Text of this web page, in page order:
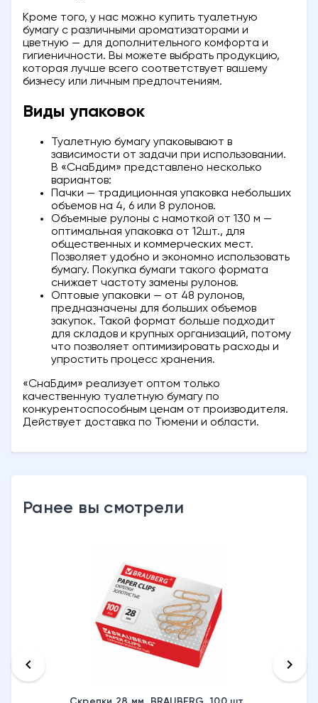
Кроме того, у нас можно купить туалетную
бумагу с различными ароматизаторами и
цветную — для дополнительного комфорта и
гигиеничности. Вы можете выбрать продукцию,
которая лучше всего соответствует вашему
бизнесу или личным предпочтениям.
Виды упаковок
Туалетную бумагу упаковывают в
зависимости от задачи при использовании.
В «СнаБдим» представлено несколько
вариантов:
Пачки — традиционная упаковка небольших
объемов на 4, 6 или 8 рулонов.
Объемные рулоны с намоткой от 130 м —
оптимальная упаковка от 12шт., для
общественных и коммерческих мест.
Позволяет удобно и экономно использовать
бумагу. Покупка бумаги такого формата
снижает частоту замены рулонов.
Оптовые упаковки — от 48 рулонов,
предназначены для больших объемов
закупок. Такой формат больше подходит
для складов и крупных организаций, потому
что позволяет оптимизировать расходы и
упростить процесс хранения.
«СнаБдим» реализует оптом только
качественную туалетную бумагу по
конкурентоспособным ценам от производителя.
Действует доставка по Тюмени и области.
Ранее вы смотрели
keyboard_arrow_left keyboard_arrow_right